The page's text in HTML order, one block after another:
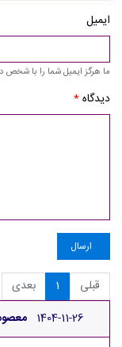
ایمیل
ما هرگز ایمیل شما را با شخص
دیدگاه*
ارسال
قبلی 1
بعدی
1404-11-26